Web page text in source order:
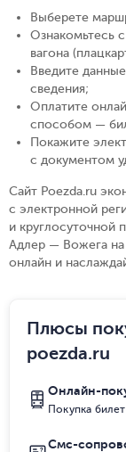
Выберете
Ознакомьтесь
вагона
Введите
сведения;
Оплатите
способом —
Покажите
с документом
Сайт Poezda.ru
с электронной
и круглосуточной
Адлер — Вожега на
онлайн и
Плюсы
poezda.ru
Онлайн-
Покупка
Смс-